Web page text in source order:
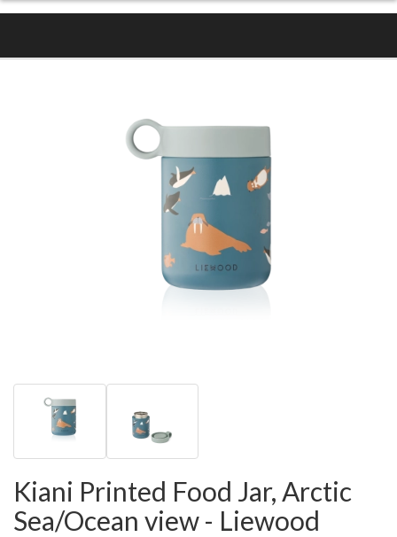
Kiani Printed Food Jar, Arctic
Sea/Ocean view - Liewood